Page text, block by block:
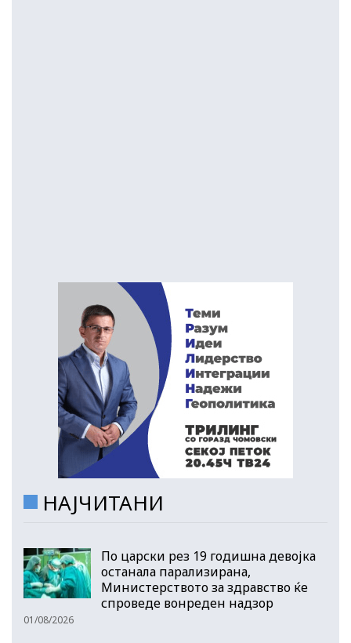
НАЈЧИТАНИ
По царски рез 19 годишна девојка
останала парализирана,
Министерството за здравство ќе
спроведе вонреден надзор
01/08/2026